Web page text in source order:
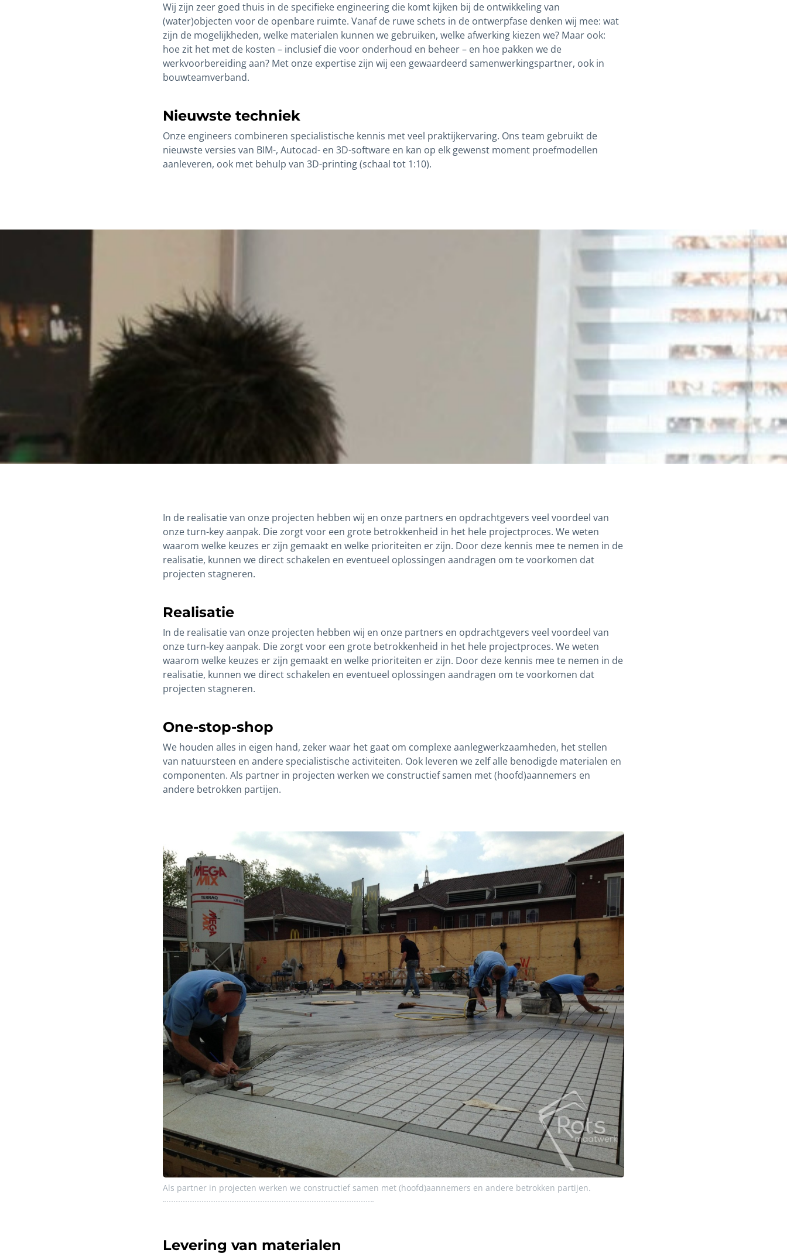
Wij zijn zeer goed thuis in de specifieke engineering die komt kijken bij de ontwikkeling van
(water)objecten voor de openbare ruimte. Vanaf de ruwe schets in de ontwerpfase denken wij mee: wat
zijn de mogelijkheden, welke materialen kunnen we gebruiken, welke afwerking kiezen we? Maar ook:
hoe zit het met de kosten – inclusief die voor onderhoud en beheer – en hoe pakken we de
werkvoorbereiding aan? Met onze expertise zijn wij een gewaardeerd samenwerkingspartner, ook in
bouwteamverband.
Nieuwste techniek
Onze engineers combineren specialistische kennis met veel praktijkervaring. Ons team gebruikt de
nieuwste versies van BIM-, Autocad- en 3D-software en kan op elk gewenst moment proefmodellen
aanleveren, ook met behulp van 3D-printing (schaal tot 1:10).
In de realisatie van onze projecten hebben wij en onze partners en opdrachtgevers veel voordeel van
onze turn-key aanpak. Die zorgt voor een grote betrokkenheid in het hele projectproces. We weten
waarom welke keuzes er zijn gemaakt en welke prioriteiten er zijn. Door deze kennis mee te nemen in de
realisatie, kunnen we direct schakelen en eventueel oplossingen aandragen om te voorkomen dat
projecten stagneren.
Realisatie
In de realisatie van onze projecten hebben wij en onze partners en opdrachtgevers veel voordeel van
onze turn-key aanpak. Die zorgt voor een grote betrokkenheid in het hele projectproces. We weten
waarom welke keuzes er zijn gemaakt en welke prioriteiten er zijn. Door deze kennis mee te nemen in de
realisatie, kunnen we direct schakelen en eventueel oplossingen aandragen om te voorkomen dat
projecten stagneren.
One-stop-shop
We houden alles in eigen hand, zeker waar het gaat om complexe aanlegwerkzaamheden, het stellen
van natuursteen en andere specialistische activiteiten. Ook leveren we zelf alle benodigde materialen en
componenten. Als partner in projecten werken we constructief samen met (hoofd)aannemers en
andere betrokken partijen.
Als partner in projecten werken we constructief samen met (hoofd)aannemers en andere betrokken partijen.
Levering van materialen